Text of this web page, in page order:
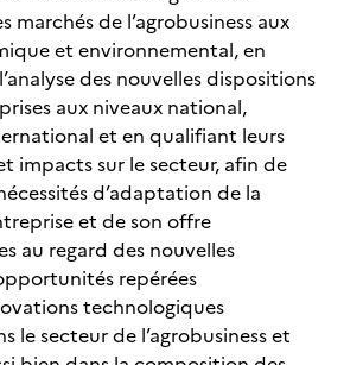
marchés de l’agrobusiness aux
et environnemental, en
des nouvelles dispositions
aux niveaux national,
et en qualifiant leurs
impacts sur le secteur, afin de
d’adaptation de la
et de son offre
au regard des nouvelles
repérées
technologiques
le secteur de l’agrobusiness et